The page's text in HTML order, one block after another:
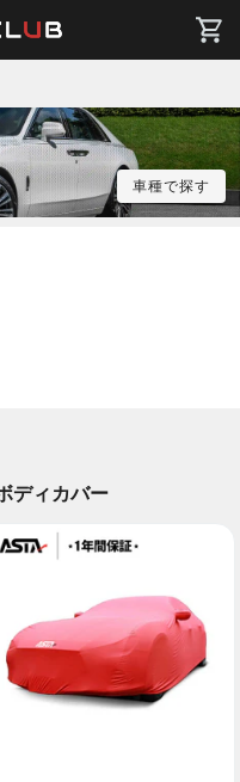
車種で探す
ディカバー